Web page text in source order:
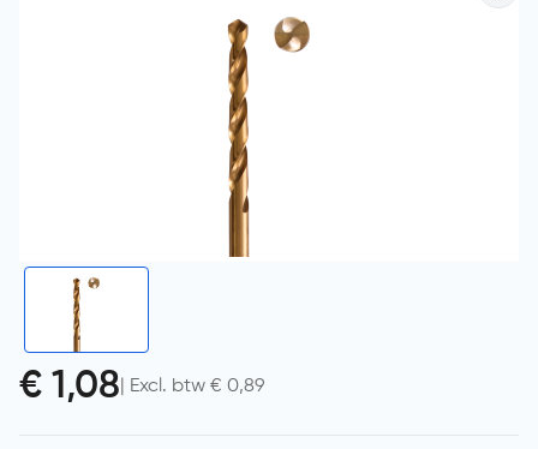
€ 1,08 | Excl. btw € 0,89